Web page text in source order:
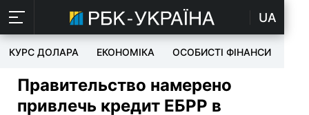
UA
КУРС ДОЛАРА ЕКОНОМІКА ОСОБИСТІ ФІНАНСИ
Правительство намерено
привлечь кредит ЕБРР в